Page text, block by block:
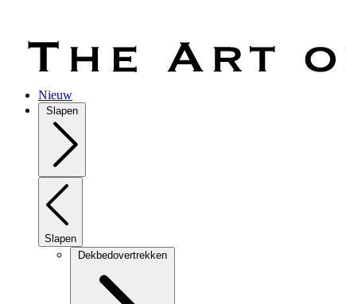
Nieuw
Slapen
Slapen
Dekbedovertrekken